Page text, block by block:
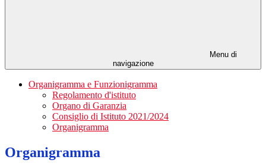
Menu di
navigazione
Organigramma e Funzionigramma
Regolamento d'istituto
Organo di Garanzia
Consiglio di Istituto 2021/2024
Organigramma
Organigramma